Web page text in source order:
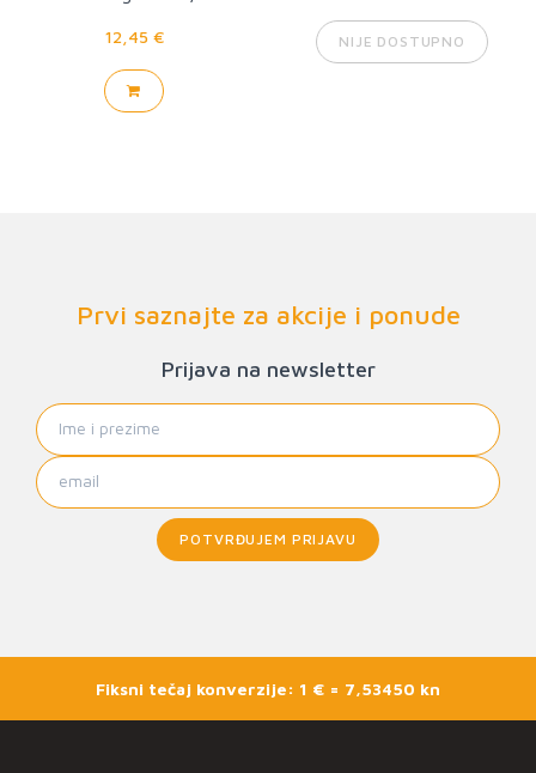
12,45 € NIJE DOSTUPNO
Prvi saznajte za akcije i ponude
Prijava na newsletter
POTVRĐUJEM PRIJAVU
Fiksni tečaj konverzije: 1 € = 7,53450 kn